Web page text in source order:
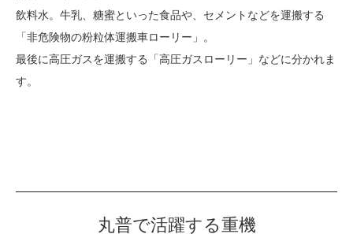
飲料水。牛乳、糖蜜といった食品や、セメントなどを運搬する
「非危険物の粉粒体運搬車ローリー」。
最後に高圧ガスを運搬する「高圧ガスローリー」などに分かれま
す。
丸普で活躍する重機